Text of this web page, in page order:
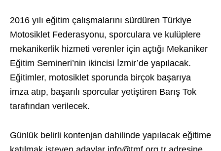
2016 yılı eğitim çalışmalarını sürdüren Türkiye
Motosiklet Federasyonu, sporculara ve kulüplere
mekanikerlik hizmeti verenler için açtığı Mekaniker
Eğitim Semineri’nin ikincisi İzmir’de yapılacak.
Eğitimler, motosiklet sporunda birçok başarıya
imza atıp, başarılı sporcular yetiştiren Barış Tok
tarafından verilecek.
Günlük belirli kontenjan dahilinde yapılacak eğitime